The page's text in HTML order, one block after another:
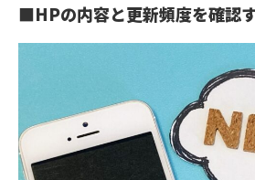
■HPの内容と更新頻度を確認